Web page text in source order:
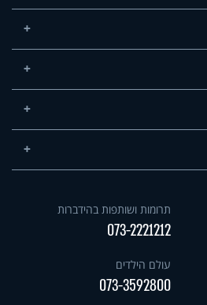
תרומות ושותפות בהידברות
073-2221212
עולם הילדים
073-3592800